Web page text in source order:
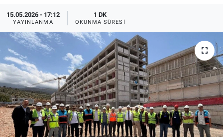
15.05.2026 - 17:12
YAYINLANMA
1 DK
OKUNMA SÜRESI